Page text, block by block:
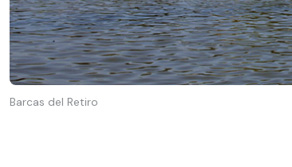
Barcas del Retiro